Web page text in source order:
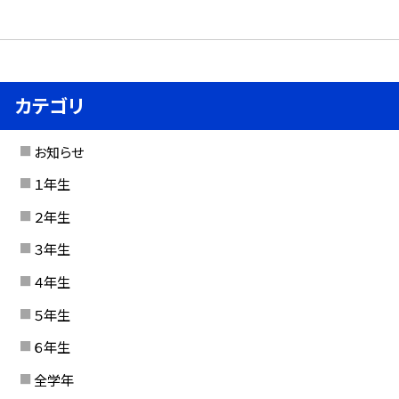
カテゴリ
お知らせ
１年生
２年生
３年生
４年生
５年生
６年生
全学年